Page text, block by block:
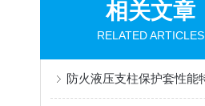
相关文章
RELATED ARTICLES